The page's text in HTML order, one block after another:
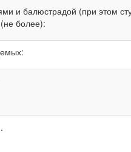
и балюстрадой (при этом
более):